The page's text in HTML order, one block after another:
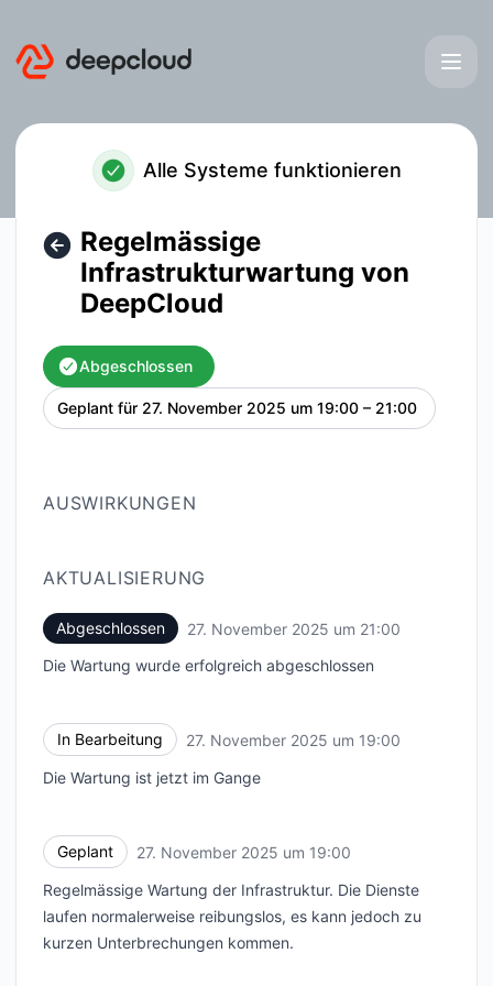
Alle Systeme funktionieren
Regelmässige
Infrastrukturwartung von
DeepCloud
Abgeschlossen
Geplant für 27. November 2025 um 19:00 – 21:00 UTC
AUSWIRKUNGEN
AKTUALISIERUNG
Abgeschlossen 27. November 2025 um 21:00
Die Wartung wurde erfolgreich abgeschlossen
In Bearbeitung 27. November 2025 um 19:00
Die Wartung ist jetzt im Gange
Geplant 27. November 2025 um 19:00
Regelmässige Wartung der Infrastruktur. Die Dienste
laufen normalerweise reibungslos, es kann jedoch zu
kurzen Unterbrechungen kommen.